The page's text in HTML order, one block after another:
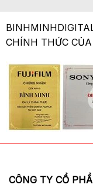
CHÍNH THỨC CỦA
CÔNG TY CỔ